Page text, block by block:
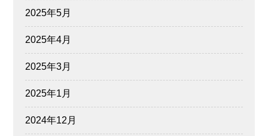
2025年5月
2025年4月
2025年3月
2025年1月
2024年12月